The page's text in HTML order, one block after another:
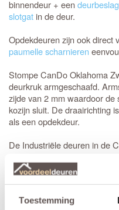
Toestemming
binnendeur + een
slotgat in de deur.
Opdekdeuren zijn ook direct
paumelle scharnieren
Stompe CanDo Oklahoma
deurkruk armgeschaafd.
zijde van 2 mm waardoor
kozijn sluit. De draairichting
als een opdekdeur.
De Industriële deuren in de
zwarte deurendie perfect bij